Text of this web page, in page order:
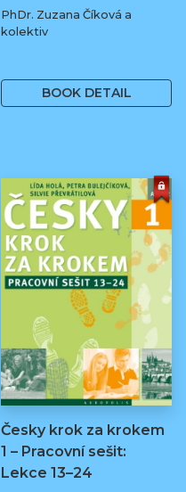
PhDr. Zuzana Číková a
kolektiv
BOOK DETAIL
Česky krok za krokem
1 – Pracovní sešit:
Lekce 13–24